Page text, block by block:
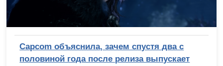
Capcom объяснила, зачем спустя два с
половиной года после релиза выпускает